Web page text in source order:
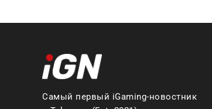
Самый первый iGaming-новостник